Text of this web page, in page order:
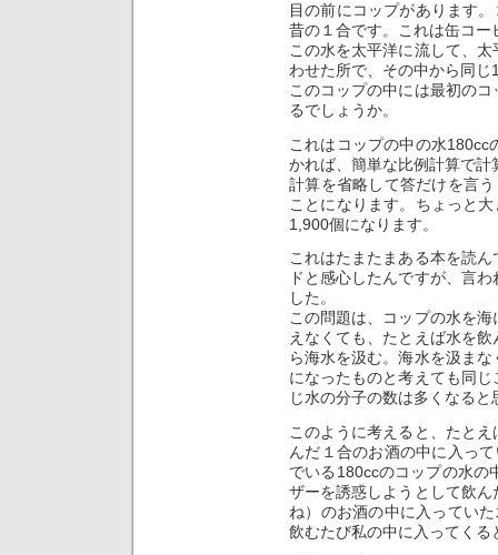
目の前にコップがあります
昔の１合です。これは缶コ
この水を太平洋に流して、
わせた所で、その中から同
このコップの中には最初の
るでしょうか。
これはコップの中の水180cc
かれば、簡単な比例計算で計
計算を省略して答だけを言
ことになります。ちょっと
1,900個になります。
これはたまたまある本を読
ドと感心したんですが、言
した。
この問題は、コップの水を
えなくても、たとえば水を
ら海水を汲む。海水を汲ま
になったものと考えても同
じ水の分子の数は多くなると
このように考えると、たと
んだ１合のお酒の中に入っ
でいる180ccのコップの水の
ザーを誘惑しようとして飲
ね）のお酒の中に入ってい
飲むたび私の中に入ってく